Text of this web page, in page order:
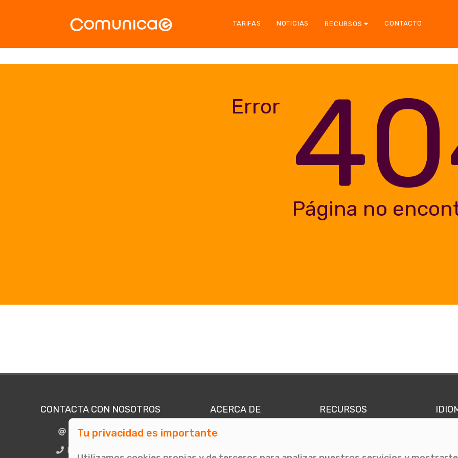
TARIFAS NOTICIAS RECURSOS CONTACTO
Error
Página no
CONTACTA CON NOSOTROS
info@comunicae.com
BCN + 34 931 702 774
ACERCA DE
Quiénes somos
RECURSOS
Tu privacidad es importante